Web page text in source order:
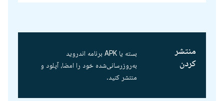
منتشر
کردن
بسته یا APK برنامه اندروید
به‌روزرسانی‌شده خود را امضا، آپلود و
منتشر کنید.